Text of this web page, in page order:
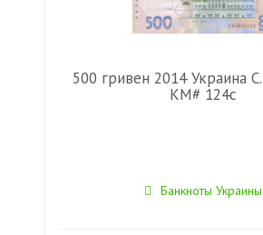
500 гривен 2014 Украина
KM# 124c
Банкноты Украины